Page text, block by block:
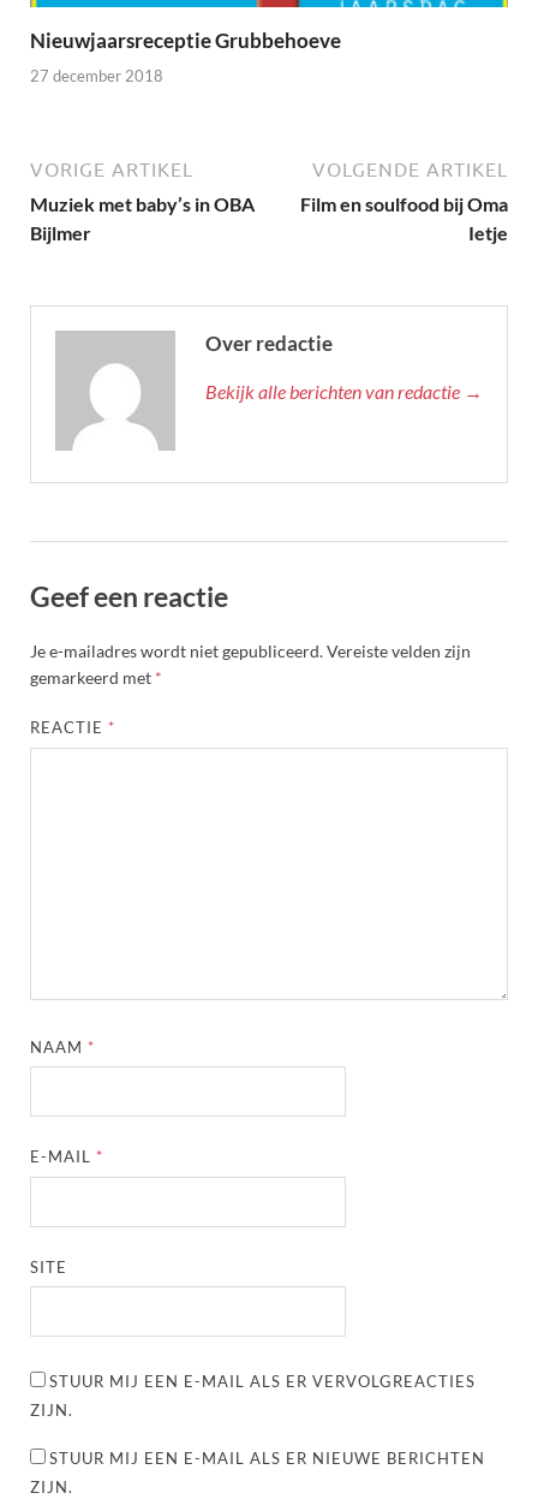
Nieuwjaarsreceptie Grubbehoeve
27 december 2018
VORIGE ARTIKEL
Muziek met baby’s in OBA
Bijlmer
VOLGENDE ARTIKEL
Film en soulfood bij Oma
Ietje
Over redactie
Bekijk alle berichten van redactie →
Geef een reactie
Je e-mailadres wordt niet gepubliceerd.Vereiste velden zijn
gemarkeerd met *
REACTIE *
NAAM *
E-MAIL *
SITE
STUUR MIJ EEN E-MAIL ALS ER VERVOLGREACTIES
ZIJN.
STUUR MIJ EEN E-MAIL ALS ER NIEUWE BERICHTEN
ZIJN.